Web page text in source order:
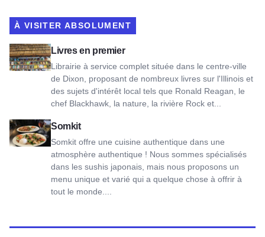
À VISITER ABSOLUMENT
Livres en premier
Librairie à service complet située dans le centre-ville
de Dixon, proposant de nombreux livres sur l'Illinois et
des sujets d'intérêt local tels que Ronald Reagan, le
chef Blackhawk, la nature, la rivière Rock et...
Voir les livres sur First
Somkit
Somkit offre une cuisine authentique dans une
atmosphère authentique ! Nous sommes spécialisés
dans les sushis japonais, mais nous proposons un
menu unique et varié qui a quelque chose à offrir à
tout le monde....
Voir Somkit